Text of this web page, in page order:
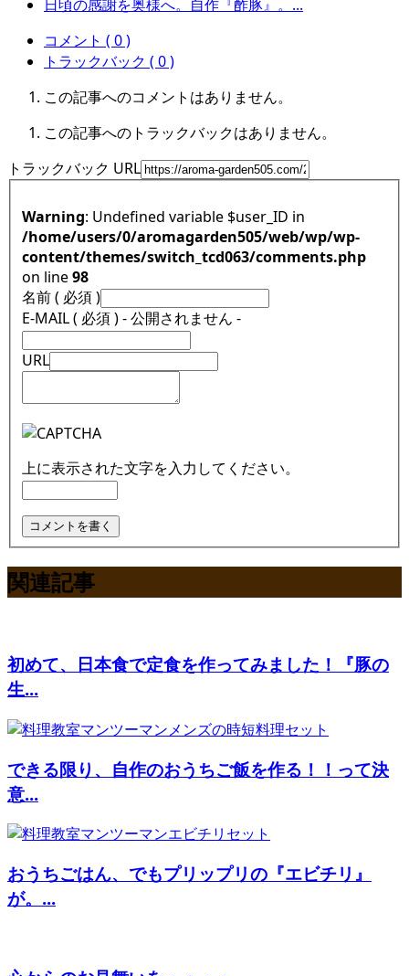
日頃の感謝を奥様へ。自作『酢豚』。...
コメント ( 0 )
トラックバック ( 0 )
この記事へのコメントはありません。
この記事へのトラックバックはありません。
トラックバック URL
Warning : Undefined variable $user_ID in
/home/users/0/aromagarden505/web/wp/wp-
content/themes/switch_tcd063/comments.php
on line98
名前 ( 必須 )
E-MAIL ( 必須 ) - 公開されません -
URL
上に表示された文字を入力してください。
関連記事
初めて、日本食で定食を作ってみました！『豚の
生...
できる限り、自作のおうちご飯を作る！！って決
意...
おうちごはん、でもプリップリの『エビチリ』
が。...